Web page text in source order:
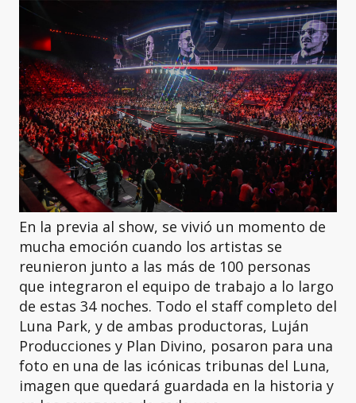
En la previa al show, se vivió un momento de
mucha emoción cuando los artistas se
reunieron junto a las más de 100 personas
que integraron el equipo de trabajo a lo largo
de estas 34 noches. Todo el staff completo del
Luna Park, y de ambas productoras, Luján
Producciones y Plan Divino, posaron para una
foto en una de las icónicas tribunas del Luna,
imagen que quedará guardada en la historia y